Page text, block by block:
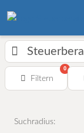
Filtern
0
Suchradius: